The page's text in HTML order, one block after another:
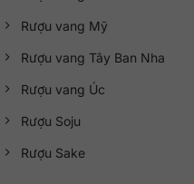
Rượu vang Mỹ
Rượu vang Tây Ban Nha
Rượu vang Úc
Rượu Soju
Rượu Sake